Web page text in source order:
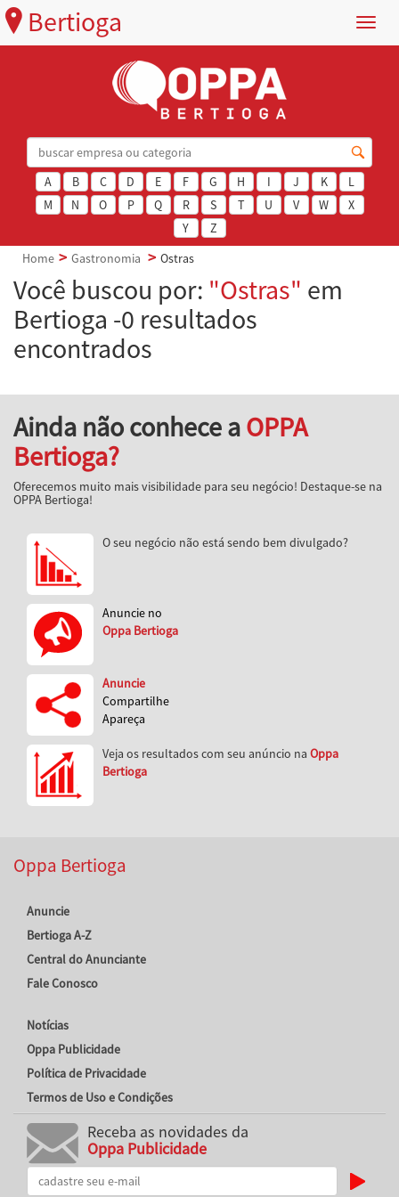
Menu
Bertioga
A B C D E F G H I J K
L
M
N O P Q R S T U V W
X
Y
Z
Home
Gastronomia Ostras
Você buscou por: "Ostras" em
Bertioga -0 resultados
encontrados
Ainda não conhece aOPPA
Bertioga?
Oferecemos muito mais visibilidade para seu negócio! Destaque-se na
OPPA Bertioga!
O seu negócio não está sendo bem divulgado?
Anuncie no
Oppa Bertioga
Anuncie
Compartilhe
Apareça
Veja os resultados com seu anúncio na Oppa
Bertioga
Oppa Bertioga
Anuncie
Bertioga A-Z
Central do Anunciante
Fale Conosco
Notícias
Oppa Publicidade
Política de Privacidade
Termos de Uso e Condições
Receba as novidades da
Oppa Publicidade